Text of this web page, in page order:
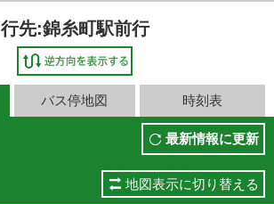
行先:錦糸町駅前行
バス停地図 時刻表
最新情報に更新
地図表示に切り替える